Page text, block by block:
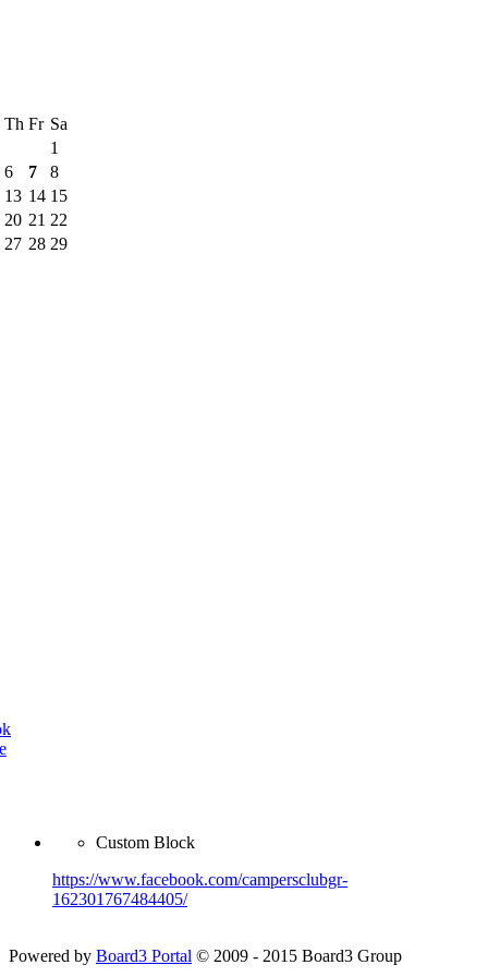
Th Fr Sa
1
6
7
8
13 14 15
20 21 22
27 28 29
Custom Block
https://www.facebook.com/campersclubgr-
162301767484405/
Powered by Board3 Portal © 2009 - 2015 Board3 Group